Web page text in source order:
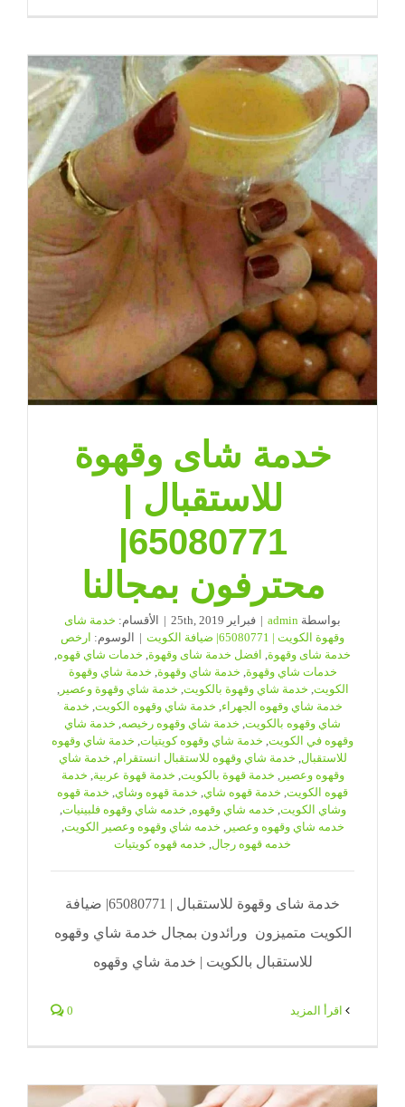
خدمة شاى وقهوة
للاستقبال |
65080771|
محترفون بمجالنا
بواسطة admin
| فبراير 25th, 2019 | الأقسام: خدمة شاى
وقهوة الكويت | 65080771| ضيافة الكويت
| الوسوم: ارخص
خدمة شاى وقهوة, افضل خدمة شاى وقهوة, خدمات شاي قهوه,
خدمات شاي وقهوة, خدمة شاي وقهوة, خدمة شاي وقهوة
الكويت, خدمة شاي وقهوة بالكويت, خدمة شاي وقهوة وعصير,
خدمة شاي وقهوه الجهراء, خدمة شاي وقهوه الكويت, خدمة
شاي وقهوه بالكويت, خدمة شاي وقهوه رخيصه, خدمة شاي
وقهوه في الكويت, خدمة شاي وقهوه كويتيات, خدمة شاي وقهوه
للاستقبال, خدمة شاي وقهوه للاستقبال انستقرام, خدمة شاي
وقهوه وعصير, خدمة قهوة بالكويت, خدمة قهوة عربية, خدمة
قهوه الكويت, خدمة قهوه شاي, خدمة قهوه وشاي, خدمة قهوه
وشاي الكويت, خدمه شاي وقهوه, خدمه شاي وقهوه فلبينيات,
خدمه شاي وقهوه وعصير, خدمه شاي وقهوه وعصير الكويت,
خدمه قهوه رجال, خدمه قهوه كويتيات
خدمة شاى وقهوة للاستقبال | 65080771| ضيافة
الكويت متميزون ورائدون بمجال خدمة شاي وقهوه
للاستقبال بالكويت | خدمة شاي وقهوه
0